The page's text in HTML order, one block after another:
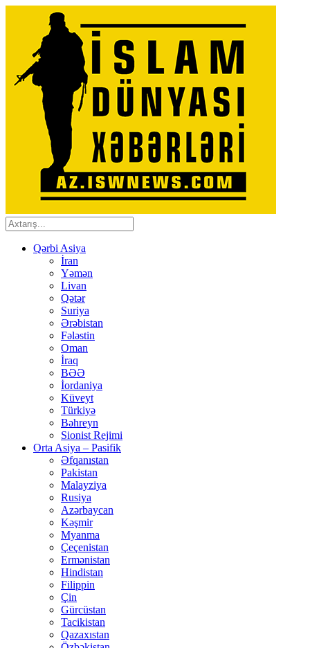
Qərbi Asiya
İran
Yəmən
Livan
Qətər
Suriya
Ərəbistan
Fələstin
Oman
İraq
BƏƏ
İordaniya
Küveyt
Türkiyə
Bəhreyn
Sionist Rejimi
Orta Asiya – Pasifik
Əfqanıstan
Pakistan
Malayziya
Rusiya
Azərbaycan
Kəşmir
Myanma
Çeçenistan
Ermənistan
Hindistan
Filippin
Çin
Gürcüstan
Tacikistan
Qazaxıstan